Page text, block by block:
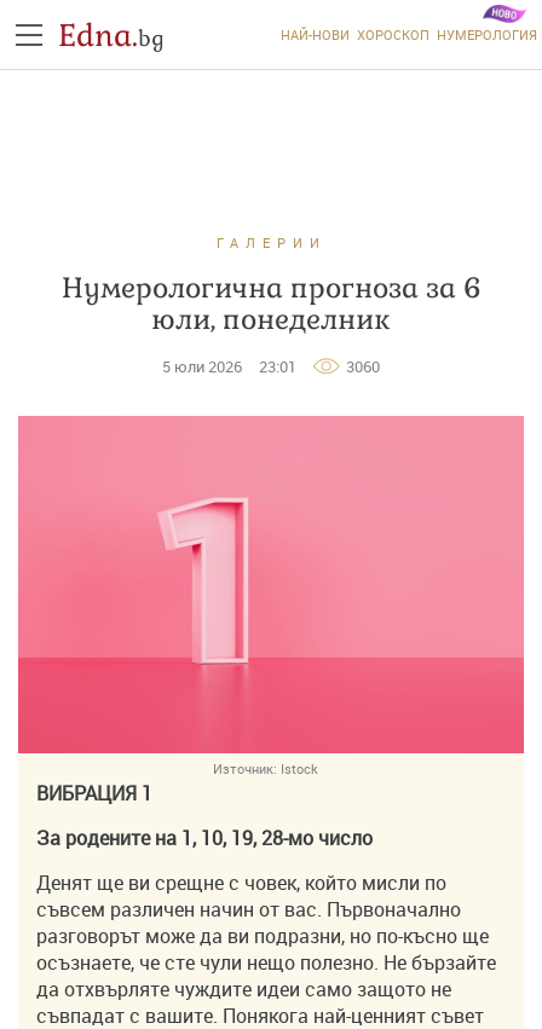
Edna.bg НАЙ-НОВИ ХОРОСКОП НУМЕРОЛОГИЯ
ГАЛЕРИИ
Нумерологична прогноза за 6
юли, понеделник
5 юли 2026 23:01 3060
Източник: Istock
ВИБРАЦИЯ 1
За родените на 1, 10, 19, 28-мо число
Денят ще ви срещне с човек, който мисли по
съвсем различен начин от вас. Първоначално
разговорът може да ви подразни, но по-късно ще
осъзнаете, че сте чули нещо полезно. Не бързайте
да отхвърляте чуждите идеи само защото не
съвпадат с вашите. Понякога най-ценният съвет